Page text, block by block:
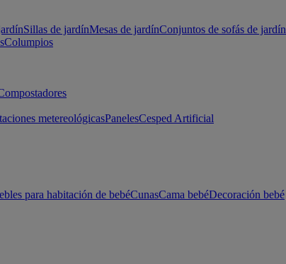
Sillas de jardínMesas de jardínConjuntos de sofás de jardín
Columpios
metereológicasPanelesCesped Artificial
para habitación de bebéCunasCama bebéDecoración bebé